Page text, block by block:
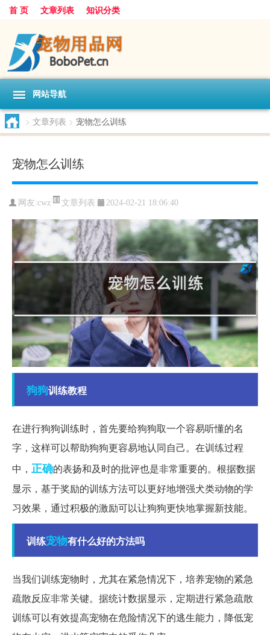
首 页 文章列表 知识分类
网站导航
> 文章列表 > 宠物怎么训练
宠物怎么训练
网友:cwz 文章列表 2024-02-21 18:06:40
狗狗训练教程
在进行狗狗训练时，首先要给狗狗取一个容易听懂的名
字，这样可以帮助狗狗更容易地认同自己。在训练过程
中， 正确的表扬和及时的批评也是非常重要的。根据数据
显示，基于奖励的训练方法可以更好地增强犬类动物的学
习效果，通过积极的激励可以让狗狗更快地掌握新技能。
训练宠物有什么好的方法吗
当我们训练宠物时，尤其在紧急情况下，培养宠物的紧急
疏散反应非常关键。据统计数据显示，定期进行紧急疏散
训练可以有效提高宠物在危险情况下的逃生能力，降低宠